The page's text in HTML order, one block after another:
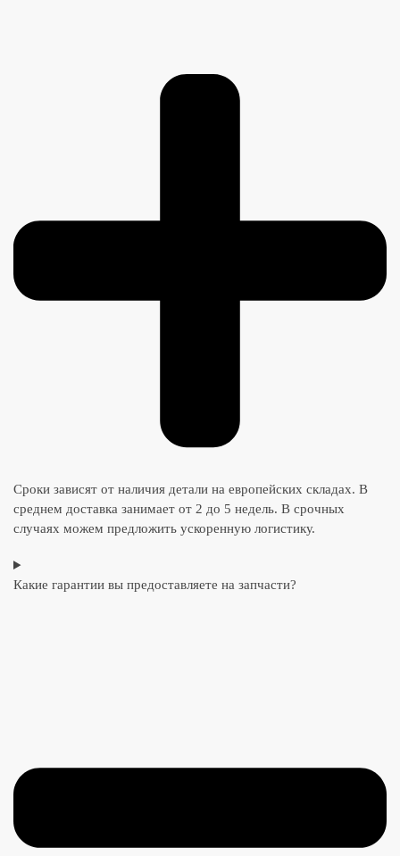
Сроки зависят от наличия детали на европейских складах. В
среднем доставка занимает от 2 до 5 недель. В срочных
случаях можем предложить ускоренную логистику.
Какие гарантии вы предоставляете на запчасти?